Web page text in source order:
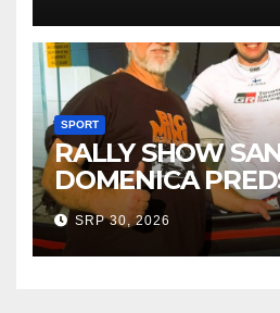
SPORT
RALLY SHOW
DOMENICA
U AUSTRIJI
SRP 30, 2026